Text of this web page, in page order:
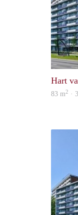
Hart
83 m2 ·